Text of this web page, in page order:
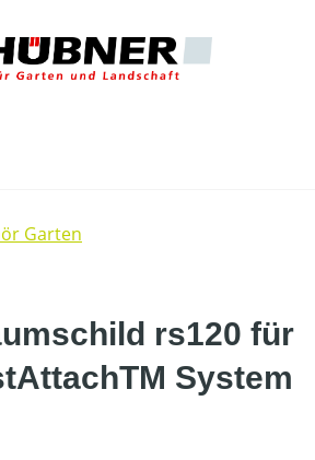
Garten
rs120 für
System